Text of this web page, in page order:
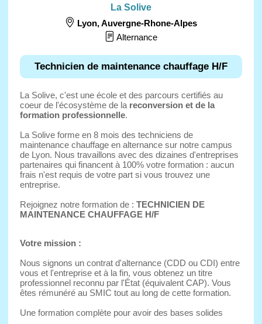
La Solive
Lyon,Auvergne-Rhone-Alpes
Alternance
Technicien de maintenance chauffage H/F
La Solive, c'est une école et des parcours certifiés au
coeur de l'écosystème de la reconversion et de la
formation professionnelle.
La Solive forme en 8 mois des techniciens de
maintenance chauffage en alternance sur notre campus
de Lyon. Nous travaillons avec des dizaines d'entreprises
partenaires qui financent à 100% votre formation : aucun
frais n'est requis de votre part si vous trouvez une
entreprise.
Rejoignez notre formation de : TECHNICIEN DE
MAINTENANCE CHAUFFAGE H/F
Votre mission :
Nous signons un contrat d'alternance (CDD ou CDI) entre
vous et l'entreprise et à la fin, vous obtenez un titre
professionnel reconnu par l'État (équivalent CAP). Vous
êtes rémunéré au SMIC tout au long de cette formation.
Une formation complète pour avoir des bases solides